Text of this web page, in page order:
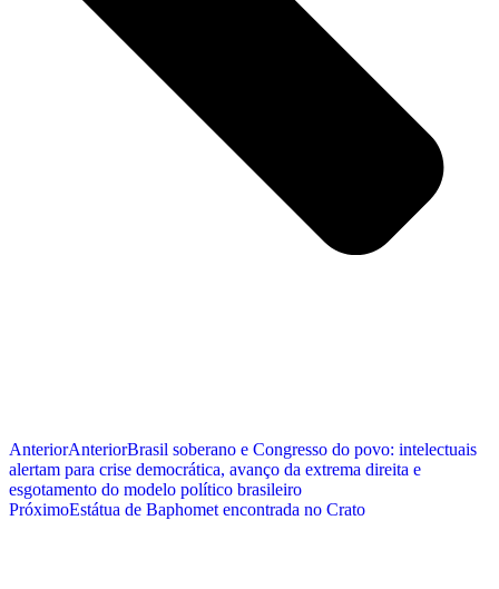
AnteriorAnteriorBrasil soberano e Congresso do povo: intelectuais
alertam para crise democrática, avanço da extrema direita e
esgotamento do modelo político brasileiro
PróximoEstátua de Baphomet encontrada no Crato